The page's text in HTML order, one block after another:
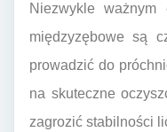
Niezwykle ważnym
międzyzębowe są
prowadzić do
na skuteczne
zagrozić stabilności